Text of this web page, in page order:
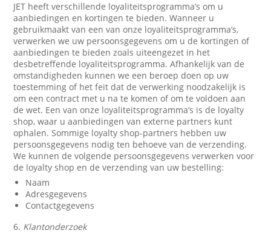
JET heeft verschillende loyaliteitsprogramma’s om u
aanbiedingen en kortingen te bieden. Wanneer u
gebruikmaakt van een van onze loyaliteitsprogramma’s,
verwerken we uw persoonsgegevens om u de kortingen of
aanbiedingen te bieden zoals uiteengezet in het
desbetreffende loyaliteitsprogramma. Afhankelijk van de
omstandigheden kunnen we een beroep doen op uw
toestemming of het feit dat de verwerking noodzakelijk is
om een contract met u na te komen of om te voldoen aan
de wet. Een van onze loyaliteitsprogramma’s is de loyalty
shop, waar u aanbiedingen van externe partners kunt
ophalen. Sommige loyalty shop-partners hebben uw
persoonsgegevens nodig ten behoeve van de verzending.
We kunnen de volgende persoonsgegevens verwerken voor
de loyalty shop en de verzending van uw bestelling:
Naam
Adresgegevens
Contactgegevens
6. Klantonderzoek